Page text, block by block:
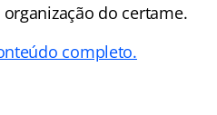
do certame.
completo.